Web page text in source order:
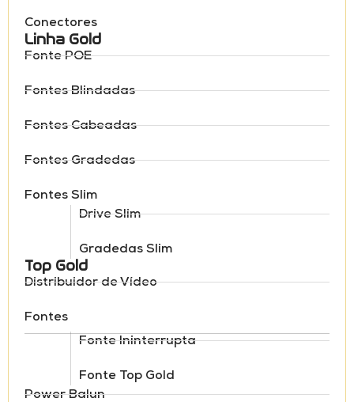
Conectores
Linha Gold
Fonte POE
Fontes Blindadas
Fontes Cabeadas
Fontes Gradedas
Fontes Slim
Drive Slim
Gradedas Slim
Top Gold
Distribuidor de Vídeo
Fontes
Fonte Ininterrupta
Fonte Top Gold
Power Balun